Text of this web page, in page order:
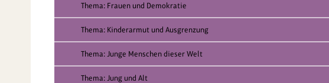
Thema: Frauen und Demokratie
Thema: Kinderarmut und Ausgrenzung
Thema: Junge Menschen dieser Welt
Thema: Jung und Alt